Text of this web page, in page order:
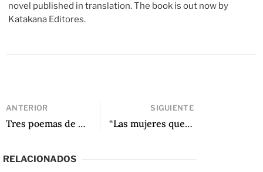
novel published in translation. The book is out now by
Katakana Editores.
ANTERIOR
Tres poemas de Camila Charry Noriega
SIGUIENTE
“Las mujeres que quieren hablar”: Una conversación con Enriqueta Lunez por Luz María Lepe Lira
RELACIONADOS